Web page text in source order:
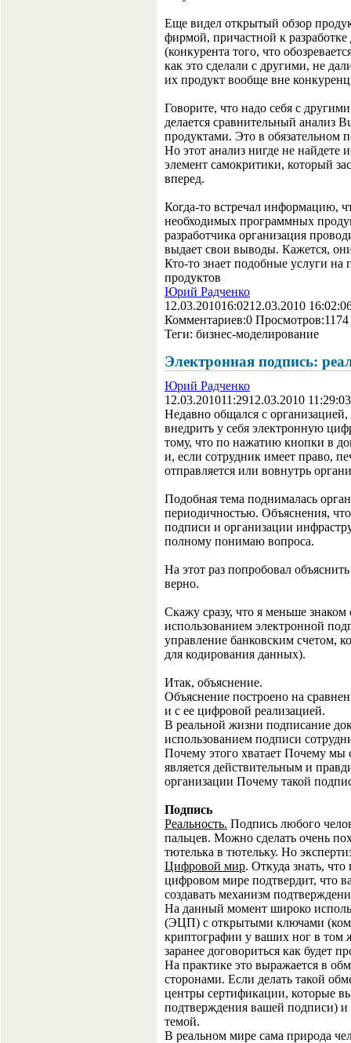
Еще видел открытый обзор
фирмой, причастной к
(конкурента того, что
как это сделали с другими, не
их продукт вообще вне
Говорите, что надо себя с
делается сравнительный анализ
продуктами. Это в обязательном
Но этот анализ нигде не найдете
элемент самокритики, который
вперед.
Когда-то встречал информацию,
необходимых программных
разработчика организация
выдает свои выводы. Кажется,
Кто-то знает подобные услуги
продуктов
Юрий Радченко
12.03.201016:0212.03.2010
Комментариев:0 Просмотров:1174
Теги: бизнес-моделирование
Электронная подпись:
Юрий Радченко
12.03.201011:2912.03.2010 11:29:03
Недавно общался с
внедрить у себя электронную
тому, что по нажатию кнопки в
и, если сотрудник имеет право,
отправляется или вовнутрь
Подобная тема поднималась
периодичностью. Объяснения,
подписи и организации
полному понимаю вопроса.
На этот раз попробовал
верно.
Скажу сразу, что я меньше
использованием электронной
управление банковским счетом,
для кодирования данных).
Итак, объяснение.
Объяснение построено на
и с ее цифровой реализацией.
В реальной жизни подписание
использованием подписи
Почему этого хватает Почему
является действительным и
организации Почему такой
Подпись
Реальность. Подпись любого
пальцев. Можно сделать очень
тютелька в тютельку. Но
Цифровой мир. Откуда знать,
цифровом мире подтвердит, что
создавать механизм
На данный момент широко
(ЭЦП) с открытыми ключами
криптографии у ваших ног в том
заранее договориться как будет
На практике это выражается в
сторонами. Если делать такой
центры сертификации, которые
подтверждения вашей подписи)
темой.
В реальном мире сама природа